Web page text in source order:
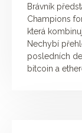
Brávník
Champions
která
Nechybí
posledních
bitcoin a